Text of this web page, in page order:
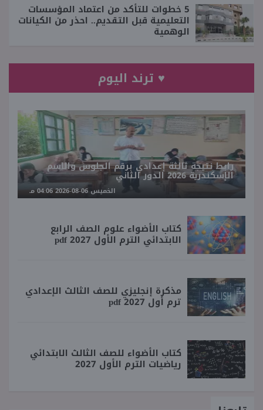
5 خطوات للتأكد من اعتماد المؤسسات
التعليمية قبل التقديم.. احذر من الكيانات
الوهمية
♥ ترند اليوم
رابط نتيجة ثالثة إعدادي برقم الجلوس والاسم
الإسكندرية 2026 الدور الثاني
الخميس 06-08-2026 04:06 مـ
كتاب الأضواء علوم الصف الرابع
الابتدائي الترم الأول 2027 pdf
مذكرة إنجليزي للصف الثالث الإعدادي
ترم أول 2027 pdf
كتاب الأضواء للصف الثالث الابتدائي
رياضيات الترم الأول 2027